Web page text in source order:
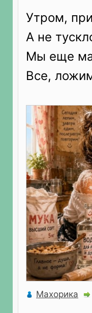
Утром,
А не
Мы еще
Все,
Махорика